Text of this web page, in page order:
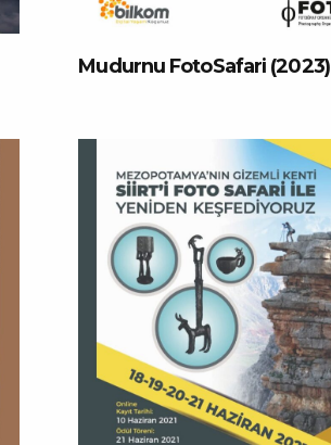
Mudurnu FotoSafari (2023)